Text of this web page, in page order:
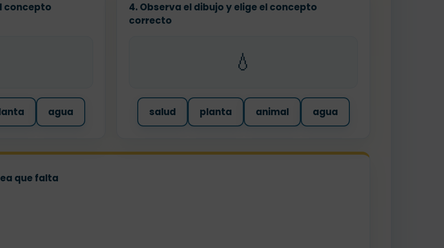
concepto
agua
4. Observa el dibujo y elige el concepto
correcto
💧
salud planta animal agua
que falta